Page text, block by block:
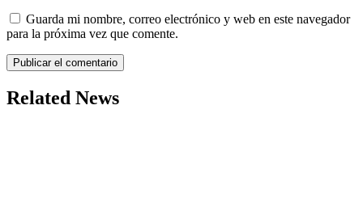
Guarda mi nombre, correo electrónico y web en este navegador
para la próxima vez que comente.
Related News